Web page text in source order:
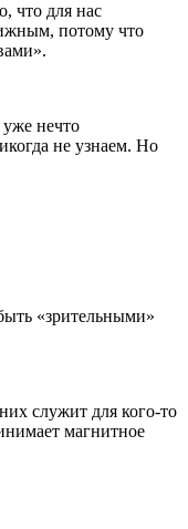
что для нас
потому что
уже нечто
не узнаем. Но
«зрительными»
служит для кого-то
магнитное